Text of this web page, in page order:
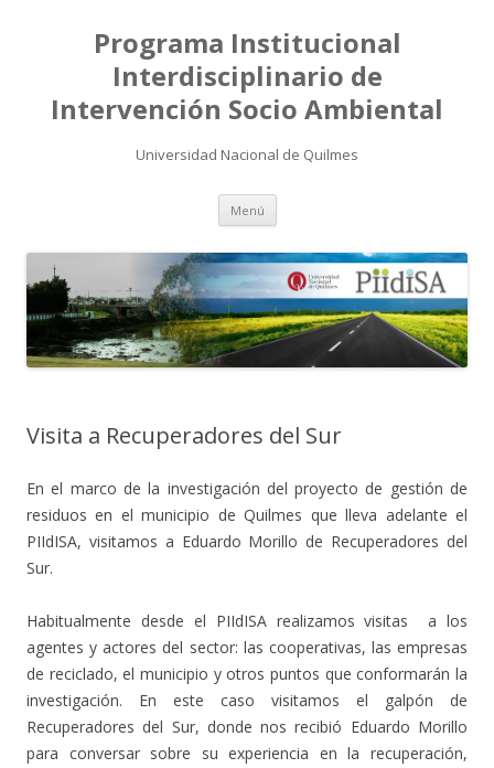
Programa Institucional
Interdisciplinario de
Intervención Socio Ambiental
Universidad Nacional de Quilmes
Menú Saltar
contenido
Visita a Recuperadores del Sur
En el marco de la investigación del proyecto de gestión de
residuos en el municipio de Quilmes que lleva adelante el
PIIdISA, visitamos a Eduardo Morillo de Recuperadores del
Sur.
Habitualmente desde el PIIdISA realizamos visitas a los
agentes y actores del sector: las cooperativas, las empresas
de reciclado, el municipio y otros puntos que conformarán la
investigación. En este caso visitamos el galpón de
Recuperadores del Sur, donde nos recibió Eduardo Morillo
para conversar sobre su experiencia en la recuperación,